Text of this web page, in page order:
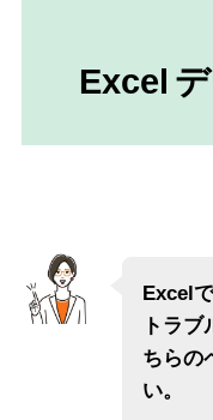
Excel
Excel
トラ
ちらの
い。